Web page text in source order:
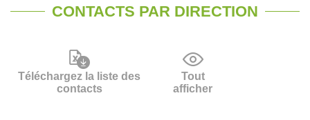
CONTACTS PAR DIRECTION
Téléchargez la liste des
contacts
Tout
afficher